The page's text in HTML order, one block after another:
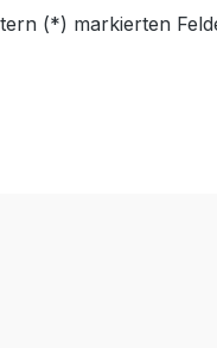
(*) markierten